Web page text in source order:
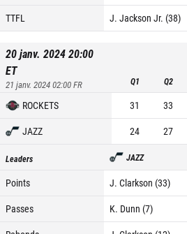
TTFL
J. Jackson Jr. (38)
20 janv. 2024 20:00
ET
21 janv. 2024 02:00FR Q1 Q2
ROCKETS 31 33
JAZZ
24 27
Leaders JAZZ
Points J. Clarkson (33)
Passes
K. Dunn (7)